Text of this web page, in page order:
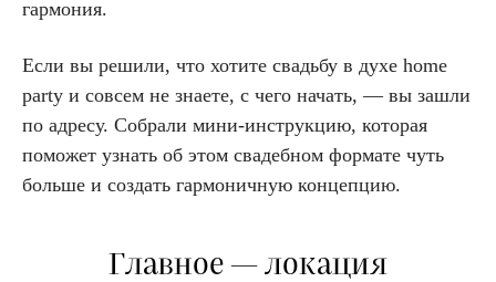
гармония.
Если вы решили, что хотите свадьбу в духе home
party и совсем не знаете, с чего начать, — вы зашли
по адресу. Собрали мини-инструкцию, которая
поможет узнать об этом свадебном формате чуть
больше и создать гармоничную концепцию.
Главное — локация